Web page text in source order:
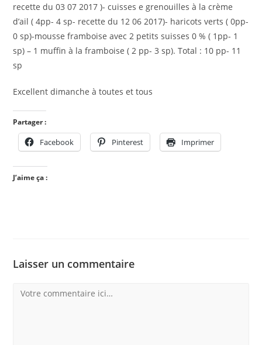
recette du 03 07 2017 )- cuisses e grenouilles à la crème
d’ail ( 4pp- 4 sp- recette du 12 06 2017)- haricots verts ( 0pp-
0 sp)-mousse framboise avec 2 petits suisses 0 % ( 1pp- 1
sp) – 1 muffin à la framboise ( 2 pp- 3 sp). Total : 10 pp- 11
sp
Excellent dimanche à toutes et tous
Partager :
Facebook Pinterest Imprimer
J’aime ça :
Laisser un commentaire
Comment